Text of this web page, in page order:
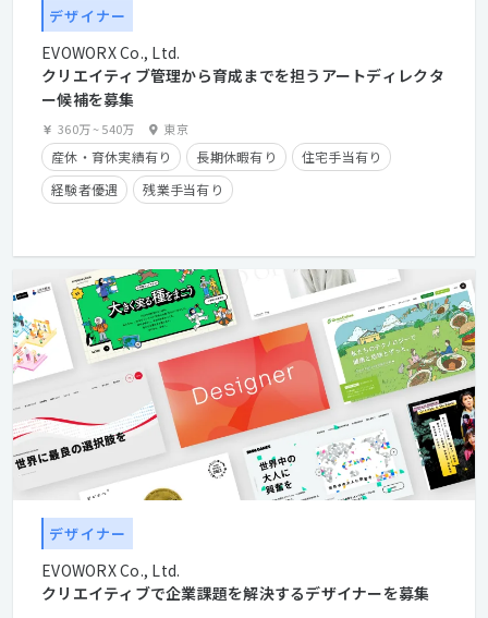
デザイナー
EVOWORX Co., Ltd.
クリエイティブ管理から育成までを担うアートディレクタ
ー候補を募集
360万~540万 東京
産休・育休実績有り 長期休暇有り
住宅手当有り
経験者優遇
残業手当有り
デザイナー
EVOWORX Co., Ltd.
クリエイティブで企業課題を解決するデザイナーを募集